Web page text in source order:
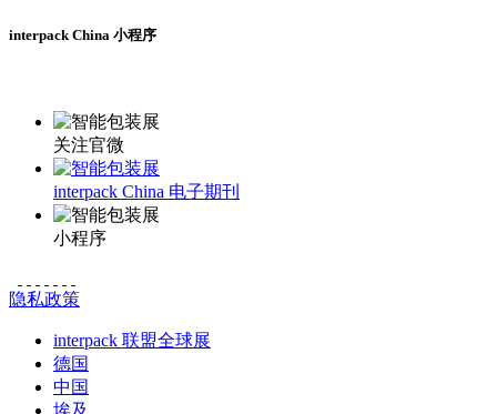
interpack China 小程序
关注官微
interpack China 电子期刊
小程序
隐私政策
interpack 联盟全球展
德国
中国
埃及